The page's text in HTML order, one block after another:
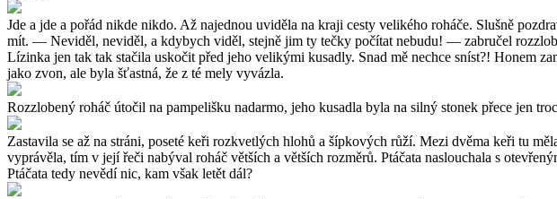
Jde a jde a pořád nikde nikdo. Až najednou uviděla na kraji cesty velikého roháče. Slušně
mít. — Neviděl, neviděl, a kdybych viděl, stejně jim ty tečky počítat nebudu! — zabručel
Lízinka jen tak tak stačila uskočit před jeho velikými kusadly. Snad mě nechce sníst?! Honem
jako zvon, ale byla šťastná, že z té mely vyvázla.
Rozzlobený roháč útočil na pampelišku nadarmo, jeho kusadla byla na silný stonek přece jen
Zastavila se až na stráni, poseté keři rozkvetlých hlohů a šípkových růží. Mezi dvěma keři tu
vyprávěla, tím v její řeči nabýval roháč větších a větších rozměrů. Ptáčata naslouchala s
Ptáčata tedy nevědí nic, kam však letět dál?